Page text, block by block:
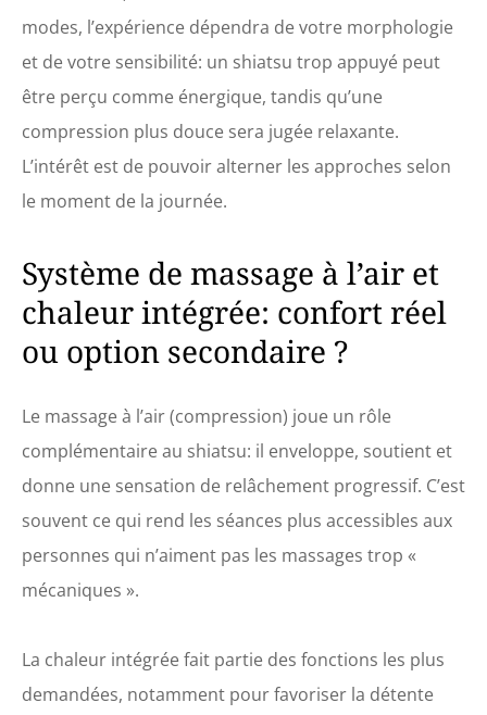
modes, l’expérience dépendra de votre morphologie
et de votre sensibilité: un shiatsu trop appuyé peut
être perçu comme énergique, tandis qu’une
compression plus douce sera jugée relaxante.
L’intérêt est de pouvoir alterner les approches selon
le moment de la journée.
Système de massage à l’air et
chaleur intégrée: confort réel
ou option secondaire ?
Le massage à l’air (compression) joue un rôle
complémentaire au shiatsu: il enveloppe, soutient et
donne une sensation de relâchement progressif. C’est
souvent ce qui rend les séances plus accessibles aux
personnes qui n’aiment pas les massages trop «
mécaniques ».
La chaleur intégrée fait partie des fonctions les plus
demandées, notamment pour favoriser la détente